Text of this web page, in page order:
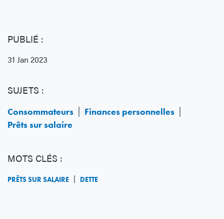
PUBLIÉ :
31 Jan 2023
SUJETS :
Consommateurs
Finances personnelles
Prêts sur salaire
MOTS CLÉS :
PRÊTS SUR SALAIRE DETTE